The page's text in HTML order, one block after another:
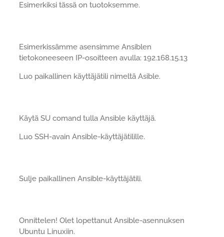
Esimerkiksi tässä on tuotoksemme.
Esimerkissämme asensimme Ansiblen
tietokoneeseen IP-osoitteen avulla: 192.168.15.13
Luo paikallinen käyttäjätili nimeltä Asible.
Käytä SU comand tulla Ansible käyttäjä.
Luo SSH-avain Ansible-käyttäjätilille.
Sulje paikallinen Ansible-käyttäjätili.
Onnittelen! Olet lopettanut Ansible-asennuksen
Ubuntu Linuxiin.